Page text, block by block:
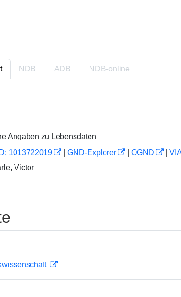
NDB ADB NDB-online
Angaben zu Lebensdaten
1013722019 GND-Explorer OGND
Victor